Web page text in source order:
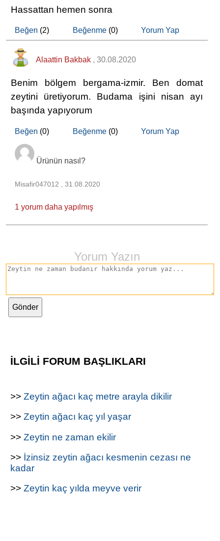
Hassattan hemen sonra
Beğen (2) Beğenme(0) Yorum Yap
Alaattin Bakbak , 30.08.2020
Benim bölgem bergama-izmir. Ben domat
zeytini üretiyorum. Budama işini nisan ayı
başında yapıyorum
Beğen (0) Beğenme(0) Yorum Yap
Ürünün nasıl?
Misafir047012 , 31.08.2020
1 yorum daha yapılmış
Yorum Yazın
İLGİLİ FORUM BAŞLIKLARI
>> Zeytin ağacı kaç metre arayla dikilir
>> Zeytin ağacı kaç yıl yaşar
>> Zeytin ne zaman ekilir
>> İzinsiz zeytin ağacı kesmenin cezası ne
kadar
>> Zeytin kaç yılda meyve verir